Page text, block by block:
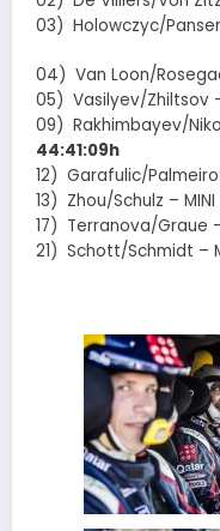
03) Holowczyc/
04) Van Loon/
05) Vasilyev/Zhiltsov –
09) Rakhimbayev/
44:41:09h
12) Garafulic/Palmeiro
13) Zhou/Schulz –
17) Terranova/Graue
21) Schott/Schmidt –